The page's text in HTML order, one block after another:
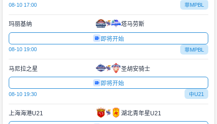
08-10 17:00 菲MPBL
玛丽基纳 塔马劳斯
即将开始
08-10 19:00 菲MPBL
马尼拉之星 圣胡安骑士
即将开始
08-10 19:30 中U21
上海海港U21 湖北青年星U21